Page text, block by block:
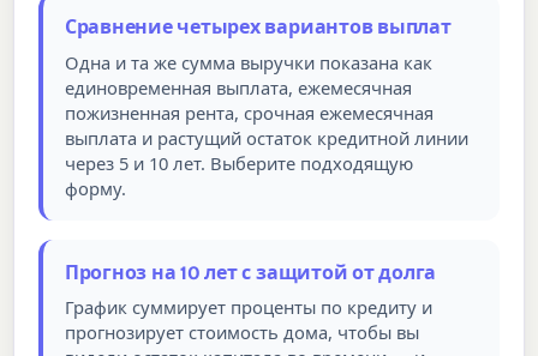
Сравнение четырех вариантов выплат
Одна и та же сумма выручки показана как
единовременная выплата, ежемесячная
пожизненная рента, срочная ежемесячная
выплата и растущий остаток кредитной линии
через 5 и 10 лет. Выберите подходящую
форму.
Прогноз на 10 лет с защитой от долга
График суммирует проценты по кредиту и
прогнозирует стоимость дома, чтобы вы